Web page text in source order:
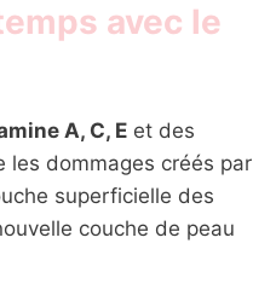
avec le
A, C, E et des
les dommages créés par
superficielle des
couche de peau